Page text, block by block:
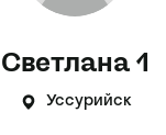
Светлана 1
Уссурийск